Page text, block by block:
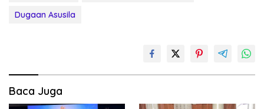
Dugaan Asusila
Baca Juga